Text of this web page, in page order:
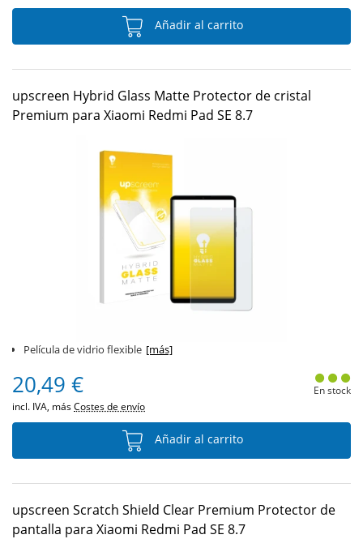
Añadir al carrito
upscreen Hybrid Glass Matte Protector de cristal
Premium para Xiaomi Redmi Pad SE 8.7
Película de vidrio flexible [más]
20,49 €
incl. IVA, másCostes de envío
En stock
Añadir al carrito
upscreen Scratch Shield Clear Premium Protector de
pantalla para Xiaomi Redmi Pad SE 8.7